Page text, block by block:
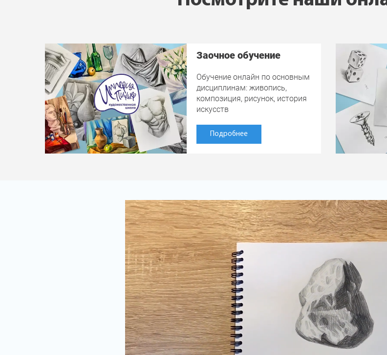
Заочное обучение
Обучение онлайн по основным
дисциплинам: живопись,
композиция, рисунок, история
искусств
Подробнее